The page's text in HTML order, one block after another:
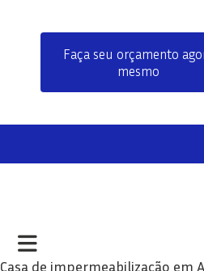
Faça seu orçamento
mesmo
Casa de impermeabilização em